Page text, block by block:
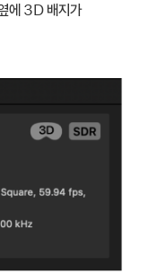
에 3D 배지가